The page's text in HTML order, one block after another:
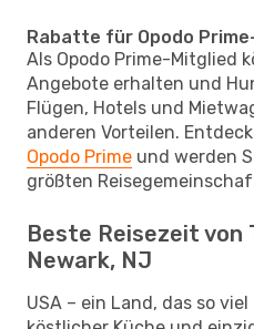
Rabatte für Opodo
Als Opodo Prime-Mitglied
Angebote erhalten und
Flügen, Hotels und
anderen Vorteilen.
Opodo Prime und werden
größten
Beste Reisezeit von
Newark, NJ
USA – ein Land, das so